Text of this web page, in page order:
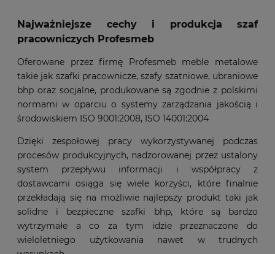
Najważniejsze cechy i produkcja szaf
pracowniczych Profesmeb
Oferowane przez firmę Profesmeb meble metalowe
takie jak szafki pracownicze, szafy szatniowe, ubraniowe
bhp oraz socjalne, produkowane są zgodnie z polskimi
normami w oparciu o systemy zarządzania jakością i
środowiskiem ISO 9001:2008, ISO 14001:2004
Dzięki zespołowej pracy wykorzystywanej podczas
procesów produkcyjnych, nadzorowanej przez ustalony
system przepływu informacji i współpracy z
dostawcami osiąga się wiele korzyści, które finalnie
przekładają się na możliwie najlepszy produkt taki jak
solidne i bezpieczne szafki bhp, które są bardzo
wytrzymałe a co za tym idzie przeznaczone do
wieloletniego użytkowania nawet w trudnych